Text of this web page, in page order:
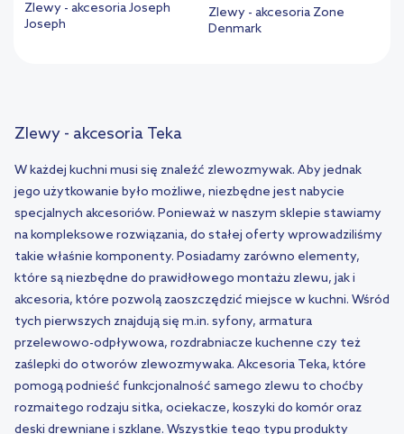
Zlewy - akcesoria Joseph
Joseph
Zlewy - akcesoria Zone
Denmark
Zlewy - akcesoria Teka
W każdej kuchni musi się znaleźć zlewozmywak. Aby jednak
jego użytkowanie było możliwe, niezbędne jest nabycie
specjalnych akcesoriów. Ponieważ w naszym sklepie stawiamy
na kompleksowe rozwiązania, do stałej oferty wprowadziliśmy
takie właśnie komponenty. Posiadamy zarówno elementy,
które są niezbędne do prawidłowego montażu zlewu, jak i
akcesoria, które pozwolą zaoszczędzić miejsce w kuchni. Wśród
tych pierwszych znajdują się m.in. syfony, armatura
przelewowo-odpływowa, rozdrabniacze kuchenne czy też
zaślepki do otworów zlewozmywaka. Akcesoria Teka, które
pomogą podnieść funkcjonalność samego zlewu to choćby
rozmaitego rodzaju sitka, ociekacze, koszyki do komór oraz
deski drewniane i szklane. Wszystkie tego typu produkty